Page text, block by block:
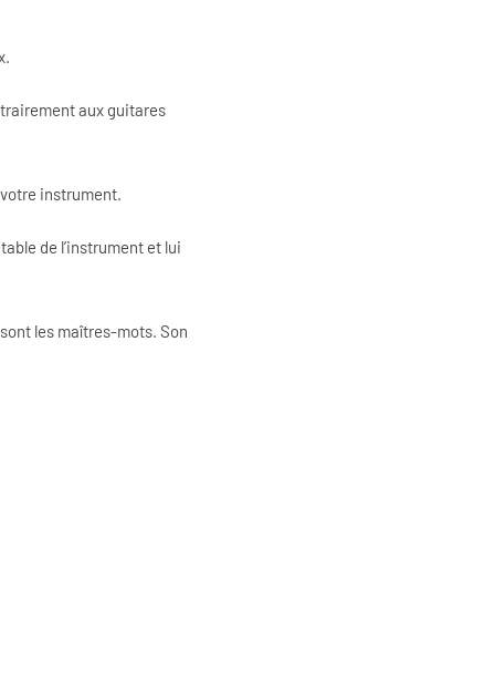
aux guitares
instrument.
de l’instrument et lui
les maîtres-mots. Son